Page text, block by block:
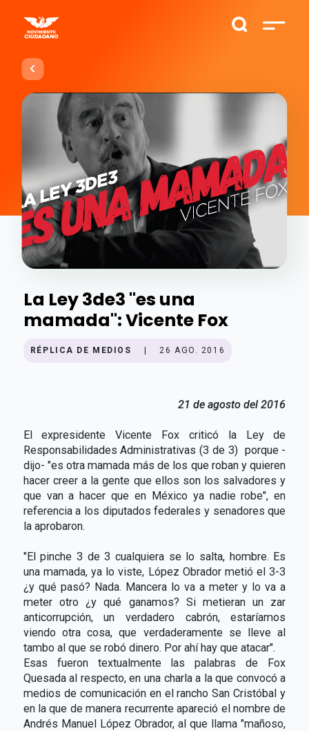
La Ley 3de3 "es una
mamada": Vicente Fox
RÉPLICA DE MEDIOS 26 AGO. 2016
21 de agosto del 2016
El expresidente Vicente Fox criticó la Ley de
Responsabilidades Administrativas (3 de 3) porque -
dijo- "es otra mamada más de los que roban y quieren
hacer creer a la gente que ellos son los salvadores y
que van a hacer que en México ya nadie robe", en
referencia a los diputados federales y senadores que
la aprobaron.
"El pinche 3 de 3 cualquiera se lo salta, hombre. Es
una mamada, ya lo viste, López Obrador metió el 3-3
¿y qué pasó? Nada. Mancera lo va a meter y lo va a
meter otro ¿y qué ganamos? Si metieran un zar
anticorrupción, un verdadero cabrón, estaríamos
viendo otra cosa, que verdaderamente se lleve al
tambo al que se robó dinero. Por ahí hay que atacar".
Esas fueron textualmente las palabras de Fox
Quesada al respecto, en una charla a la que convocó a
medios de comunicación en el rancho San Cristóbal y
en la que de manera recurrente apareció el nombre de
Andrés Manuel López Obrador, al que llama "mañoso,